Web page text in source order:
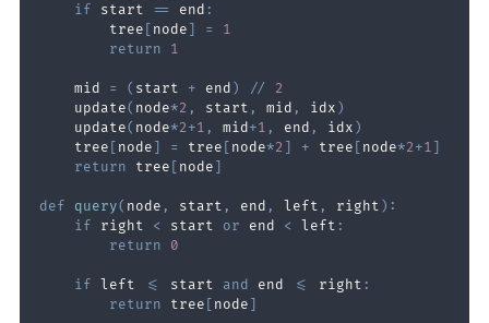
if start == end :
        tree
[ node ] =
1
return
1
    mid
= ( start + end ) //
2
    update
( node*2 , start , mid , idx )
    update
( node*2 +1 , mid +1 , end , idx )
    tree
[ node ] = tree [ node*2 ] + tree [ node*2 +1 ]
return tree [ node ]
def query( node , start , end , left , right ) :
if right < start or end < left :
return
0
if left <= start and end <= right :
return tree [ node ]